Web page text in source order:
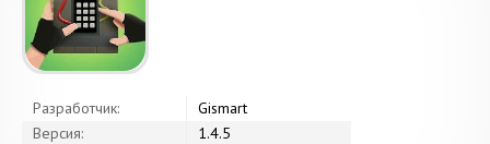
Разработчик:
Gismart
Версия:
1.4.5